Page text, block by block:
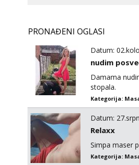
PRONAĐENI OGLASI
Datum:
nudim
Damama
stopala.
Kategorija:
Datum:
Relaxx
Simpa maser
Kategorija: